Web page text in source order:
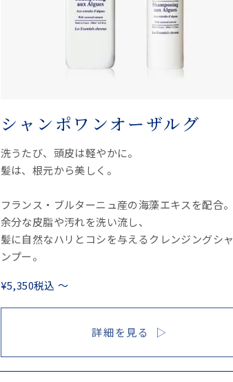
シャンポワンオーザルグ
洗うたび、頭皮は軽やかに。
髪は、根元から美しく。
フランス・ブルターニュ産の海藻エキスを配合。
余分な皮脂や汚れを洗い流し、
髪に自然なハリとコシを与えるクレンジングシャ
ンプー。
¥5,350税込 〜
詳細を見る